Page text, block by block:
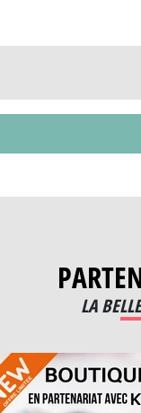
LA